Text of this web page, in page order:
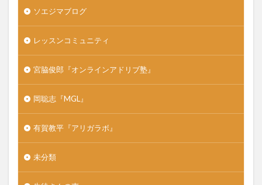
ソエジマブログ
レッスンコミュニティ
宮脇俊郎『オンラインアドリブ塾』
岡聡志『MGL』
有賀教平『アリガラボ』
未分類